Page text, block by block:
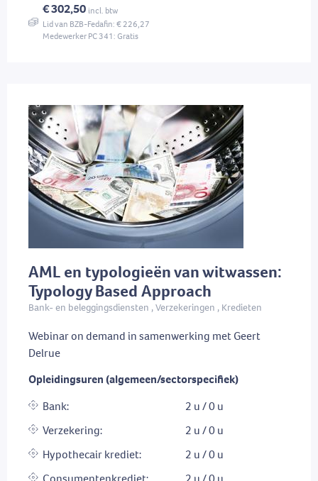
€ 302,50 incl. btw
Lid van BZB-Fedafin: € 226,27
Medewerker PC 341: Gratis
AML en typologieën van witwassen:
Typology Based Approach
Bank- en beleggingsdiensten , Verzekeringen , Kredieten
Webinar on demand in samenwerking met Geert
Delrue
Opleidingsuren (algemeen/sectorspecifiek)
Bank:
2 u / 0 u
Verzekering:
2 u / 0 u
Hypothecair krediet:
2 u / 0 u